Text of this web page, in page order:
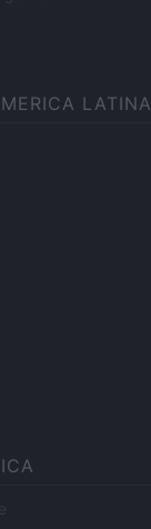
LATINA